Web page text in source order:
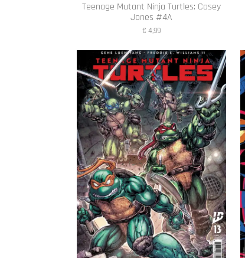
Teenage Mutant Ninja Turtles: Casey
Jones #4A
€ 4,99